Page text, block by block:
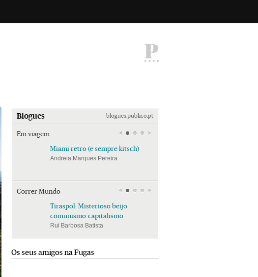
P
Blogues blogues.publico.pt
Em viagem
Miami retro (e sempre kitsch)
Andreia Marques Pereira
Correr Mundo
Tiraspol: Misterioso beijo
comunismo-capitalismo
Rui Barbosa Batista
Os seus amigos na Fugas